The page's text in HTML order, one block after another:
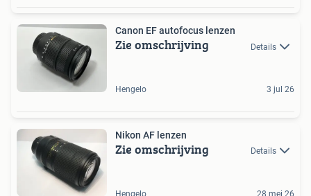
Canon EF autofocus lenzen
Zie omschrijving Details
Hengelo 3 jul 26
Nikon AF lenzen
Zie omschrijving Details
Hengelo 28 mei 26